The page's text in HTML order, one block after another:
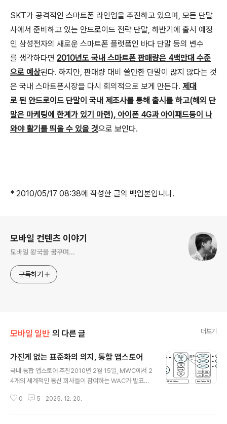
SKT가 공격적인 스마트폰 라인업을 추진하고 있으며, 모든 단말
사에서 준비하고 있는 안드로이드 전략 단말, 하반기에 출시 예정
인 삼성전자의 새로운 스마트폰 플랫폼인 바다 단말 등의 변수
를 생각하다면 2010년도 국내 스마트폰 판매량은 4백만대 수준
으로 예상된다. 하지만, 판매량 대비 쓸만한 단말이 많지 않다는 것
은 국내 스마트폰시장을 다시 회의적으로 보게 만든다. 제대
로 된 안드로이드 단말이 국내 제조사를 통해 출시를 하고(해외 단
말은 마케팅에 한계가 있기 마련), 아이폰 4G과 아이패드등이 나
와야 활기를 띄울 수 있을 것으로 보인다.
* 2010/05/17 08:38에 작성한 글의 백업본입니다.
모바일 컨텐츠 이야기
모바일 왕국을 꿈꾸며...
구독하기
모바일 일반 의 다른 글 더보기
가진게 없는 표준화의 의지, 통합 앱스토어
국내 통합 앱스토어 추진2010년 2월 15일, MWC에서 2
4개의 세계적인 통신 회사들이 참여하는 WAC가 발표되
WAC에서 KT와 SKT가 단순한 참여가 아니라 주도적인
0 5 2025. 12. 20.